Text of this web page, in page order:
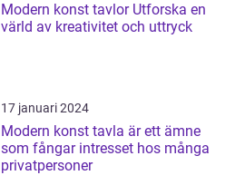
Modern konst tavlor Utforska en
värld av kreativitet och uttryck
17 januari 2024
Modern konst tavla är ett ämne
som fångar intresset hos många
privatpersoner